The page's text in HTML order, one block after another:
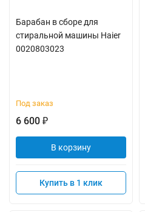
Барабан в сборе для
стиральной машины Haier
0020803023
Под заказ
6 600 ₽
В корзину
Купить в 1 клик